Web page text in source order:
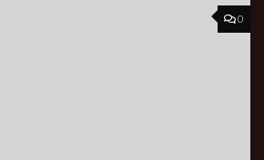
0